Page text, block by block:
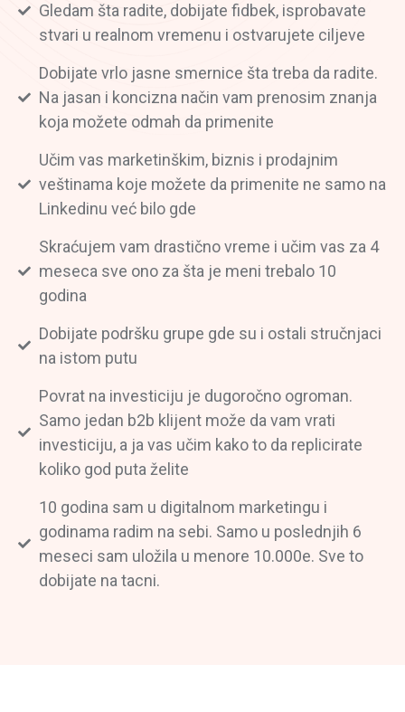
Gledam šta radite, dobijate fidbek, isprobavate
stvari u realnom vremenu i ostvarujete ciljeve
Dobijate vrlo jasne smernice šta treba da radite.
Na jasan i koncizna način vam prenosim znanja
koja možete odmah da primenite
Učim vas marketinškim, biznis i prodajnim
veštinama koje možete da primenite ne samo na
Linkedinu već bilo gde
Skraćujem vam drastično vreme i učim vas za 4
meseca sve ono za šta je meni trebalo 10
godina
Dobijate podršku grupe gde su i ostali stručnjaci
na istom putu
Povrat na investiciju je dugoročno ogroman.
Samo jedan b2b klijent može da vam vrati
investiciju, a ja vas učim kako to da replicirate
koliko god puta želite
10 godina sam u digitalnom marketingu i
godinama radim na sebi. Samo u poslednjih 6
meseci sam uložila u menore 10.000e. Sve to
dobijate na tacni.